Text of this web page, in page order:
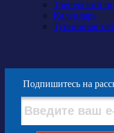
Тренерский
Календарь
Турнирная
Подпишитесь на